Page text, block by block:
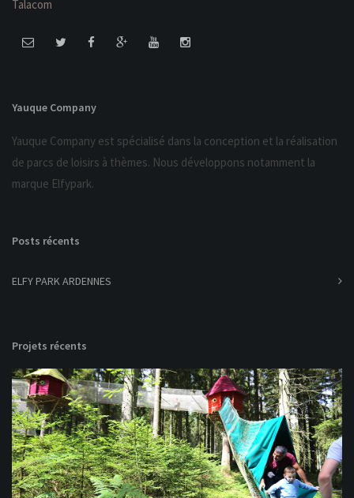
Talacom
Yauque Company
Yauque Company est spécialisé dans la conception et la réalisation
de parcs de loisirs à thèmes. Nous développons notamment la
marque Elfypark.
Posts récents
ELFY PARK ARDENNES
Projets récents